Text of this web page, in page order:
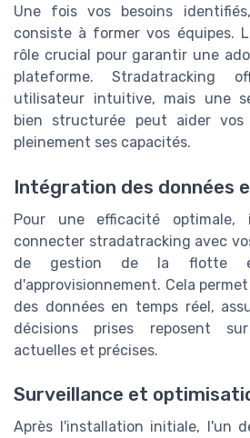
Une fois vos besoins
consiste à former vos équipes.
rôle crucial pour garantir une
plateforme. Stradatracking
utilisateur intuitive, mais une
bien structurée peut aider vos
pleinement ses capacités.
Intégration des données
Pour une efficacité
connecter stradatracking avec
de gestion de la flotte
d'approvisionnement. Cela
des données en temps réel,
décisions prises reposent
actuelles et précises.
Surveillance et
Après l'installation initiale, l'un